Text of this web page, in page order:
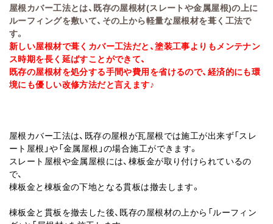
屋根カバー工法とは、既存の屋根材(スレートや金属屋根)の上に
ルーフィングを敷いて、その上から軽量な屋根材を葺く工法で
す。
新しい屋根材で葺くカバー工法だと、塗装工事よりもメンテナン
ス時期を長く延ばすことができて、
既存の屋根材を処分する手間や費用を省けるので、経済的にも環
境にも優しい改修方法だと言えます♪
屋根カバー工法は、既存の屋根が瓦屋根では施工が出来ず「スレ
ート屋根」や「金属屋根」の場合施工ができます。
スレート屋根や金属屋根には、棟板金が取り付けられているの
で、
棟板金と棟板金の下地となる貫板は撤去します。
棟板金と貫板を撤去した後、既存の屋根材の上から「ルーフィン